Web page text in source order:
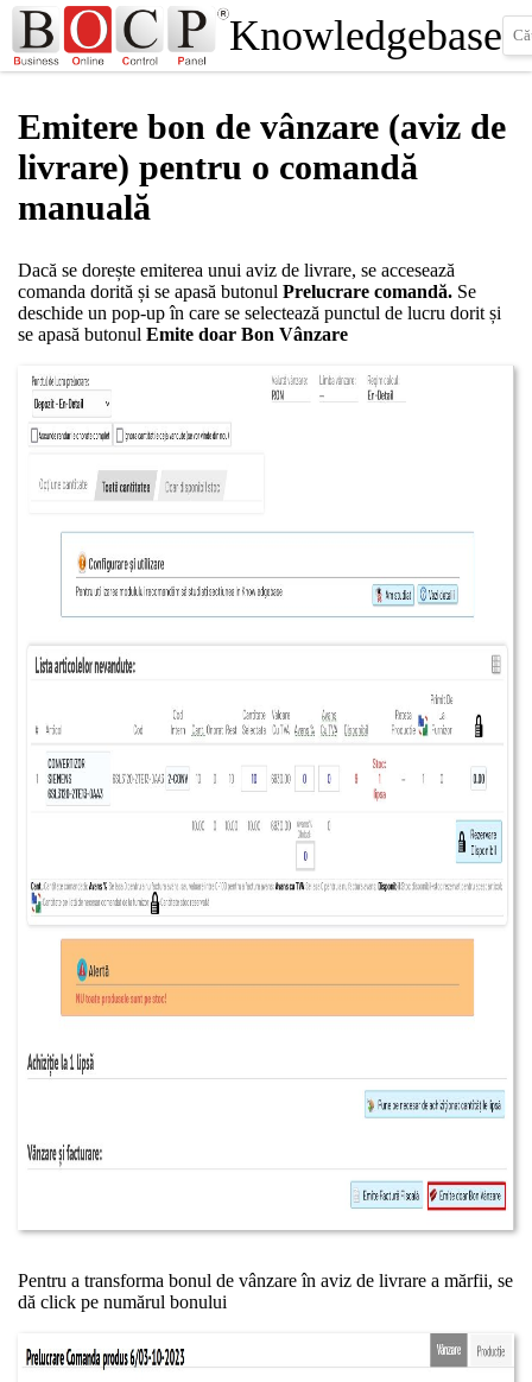
Knowledgebase
Emitere bon de vânzare (aviz de
livrare) pentru o comandă
manuală
Dacă se dorește emiterea unui aviz de livrare, se accesează
comanda dorită și se apasă butonul Prelucrare comandă. Se
deschide un pop-up în care se selectează punctul de lucru dorit și
se apasă butonul Emite doar Bon Vânzare
Pentru a transforma bonul de vânzare în aviz de livrare a mărfii, se
dă click pe numărul bonului